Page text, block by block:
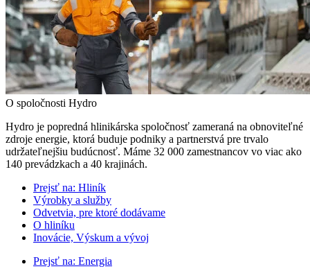
O spoločnosti Hydro
Hydro je popredná hlinikárska spoločnosť zameraná na obnoviteľné
zdroje energie, ktorá buduje podniky a partnerstvá pre trvalo
udržateľnejšiu budúcnosť. Máme 32 000 zamestnancov vo viac ako
140 prevádzkach a 40 krajinách.
Prejsť na: Hliník
Výrobky a služby
Odvetvia, pre ktoré dodávame
O hliníku
Inovácie, Výskum a vývoj
Prejsť na: Energia